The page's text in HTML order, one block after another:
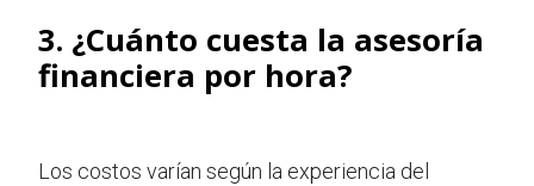
3. ¿Cuánto cuesta la asesoría
financiera por hora?
Los costos varían según la experiencia del